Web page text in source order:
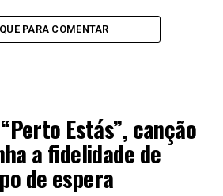
PARA COMENTAR
Estás”, canção
a fidelidade de
de espera